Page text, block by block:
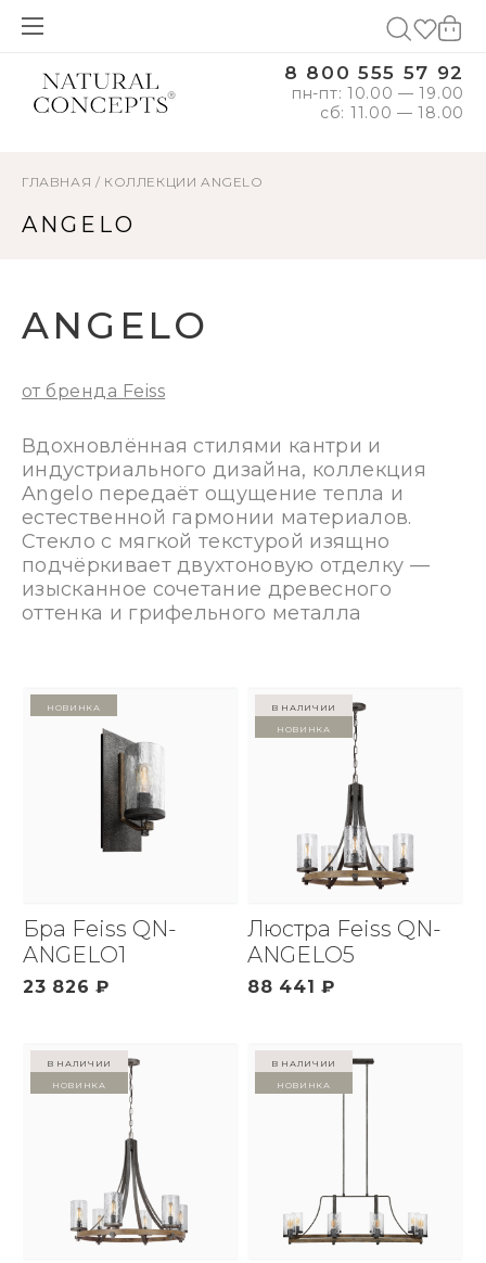
8 800 555 57 92
пн-пт: 10.00 — 19.00
сб: 11.00 — 18.00
ГЛАВНАЯ / КОЛЛЕКЦИИ ANGELO
ANGELO
ANGELO
от бренда Feiss
Вдохновлённая стилями кантри и
индустриального дизайна, коллекция
Angelo передаёт ощущение тепла и
естественной гармонии материалов.
Стекло с мягкой текстурой изящно
подчёркивает двухтоновую отделку —
изысканное сочетание древесного
оттенка и грифельного металла
Новинка
Бра Feiss QN-
ANGELO1
23 826 ₽
в наличии
Новинка
Люстра Feiss QN-
ANGELO5
88 441 ₽
в наличии
Новинка
в наличии
Новинка